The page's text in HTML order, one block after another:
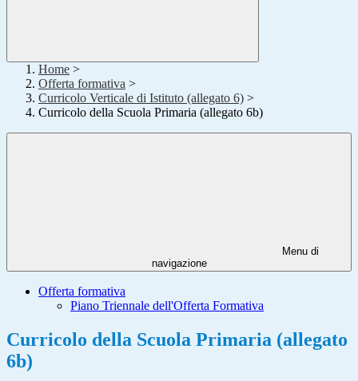
Home >
Offerta formativa >
Curricolo Verticale di Istituto (allegato 6) >
Curricolo della Scuola Primaria (allegato 6b)
Menu di
navigazione
Offerta formativa
Piano Triennale dell'Offerta Formativa
Curricolo della Scuola Primaria (allegato
6b)